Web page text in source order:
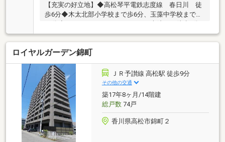
【充実の好立地】◆高松琴平電鉄志度線 春日川 徒
歩6分◆木太北部小学校まで歩6分、玉藻中学校まで歩
28分◆スーパー、ドラックストア、病院まで徒歩5分
圏内本日ご案内可能です♪
ロイヤルガーデン錦町
ＪＲ予讃線 高松駅 徒歩9分
その他の交通
築17年8ヶ月/14階建
総戸数74戸
香川県高松市錦町２